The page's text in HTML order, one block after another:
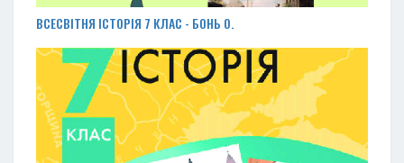
ВСЕСВІТНЯ ІСТОРІЯ 7 КЛАС - БОНЬ О.